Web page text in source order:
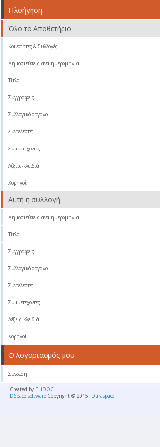
Πλοήγηση
Όλο το Αποθετήριο
Κοινότητες & Συλλογές
Δημοσιεύσεις ανά ημερομηνία
Τίτλοι
Συγγραφείς
Συλλογικό όργανο
Συντελεστές
Συμμετέχοντες
Λέξεις-κλειδιά
Χορηγοί
Αυτή η συλλογή
Δημοσιεύσεις ανά ημερομηνία
Τίτλοι
Συγγραφείς
Συλλογικό όργανο
Συντελεστές
Συμμετέχοντες
Λέξεις-κλειδιά
Χορηγοί
Ο λογαριασμός μου
Σύνδεση
Created by ELiDOC
DSpace software Copyright © 2015 Duraspace